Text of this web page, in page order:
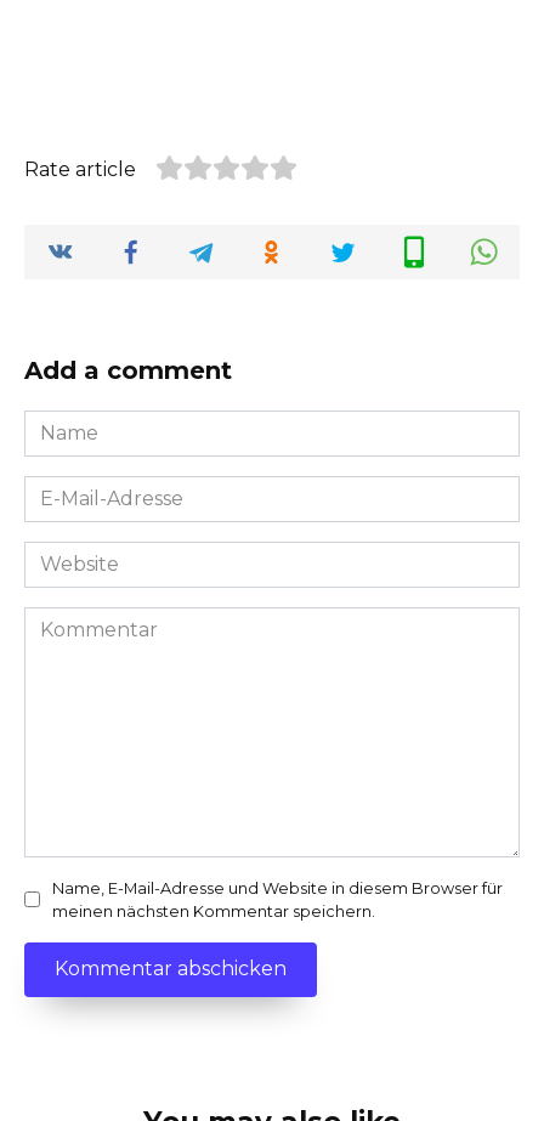
Rate article
Add a comment
Name
*
E-
Mail-
Adresse
Website
Kommentar
Name, E-Mail-Adresse und Website in diesem Browser für
meinen nächsten Kommentar speichern.